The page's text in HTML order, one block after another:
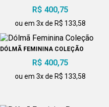
R$ 400,75
ou em 3x de R$ 133,58
DÓLMÃ FEMININA COLEÇÃO
R$ 400,75
ou em 3x de R$ 133,58